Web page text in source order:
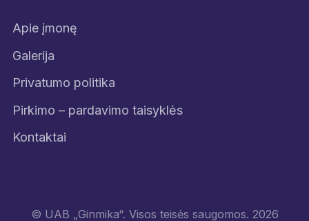
Apie įmonę
Galerija
Privatumo politika
Pirkimo – pardavimo taisyklės
Kontaktai
© UAB „Ginmika“. Visos teisės saugomos. 2026